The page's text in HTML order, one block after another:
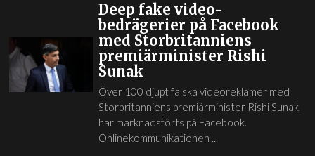
Deep fake video-
bedrägerier på Facebook
med Storbritanniens
premiärminister Rishi
Sunak
Över 100 djupt falska videoreklamer med
Storbritanniens premiärminister Rishi Sunak
har marknadsförts på Facebook.
Onlinekommunikationen ...